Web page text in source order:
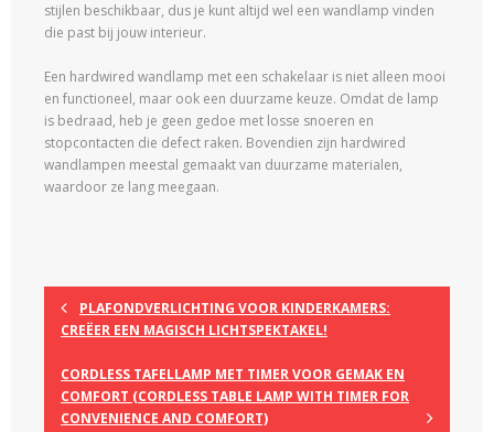
stijlen beschikbaar, dus je kunt altijd wel een wandlamp vinden
die past bij jouw interieur.
Een hardwired wandlamp met een schakelaar is niet alleen mooi
en functioneel, maar ook een duurzame keuze. Omdat de lamp
is bedraad, heb je geen gedoe met losse snoeren en
stopcontacten die defect raken. Bovendien zijn hardwired
wandlampen meestal gemaakt van duurzame materialen,
waardoor ze lang meegaan.
PLAFONDVERLICHTING VOOR KINDERKAMERS:
CREËER EEN MAGISCH LICHTSPEKTAKEL!
CORDLESS TAFELLAMP MET TIMER VOOR GEMAK EN
COMFORT (CORDLESS TABLE LAMP WITH TIMER FOR
CONVENIENCE AND COMFORT)